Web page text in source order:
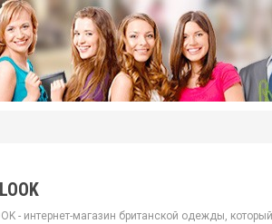
- интернет-магазин британской одежды,